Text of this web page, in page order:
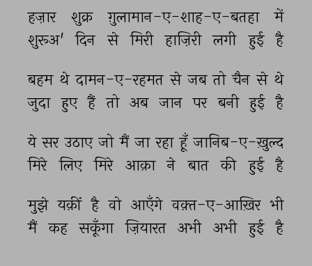
हज़ार शुक्र ग़ुलामान-ए-शाह-ए-बतहा
में
शुरूअ'
दिन से मिरी हाज़िरी लगी हुई है
बहम थे दामन-ए-रहमत से जब तो चैन से थे
जुदा हुए हैं तो अब जान पर बनी हुई है
ये सर उठाए जो मैं जा रहा हूँ जानिब-ए-ख़ुल्द
मिरे लिए मिरे आक़ा ने बात की हुई है
मुझे यक़ीं है वो आएँगे वक़्त-ए-आख़िर भी
मैं कह सकूँगा ज़ियारत अभी अभी हुई है